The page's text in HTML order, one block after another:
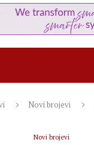
Novi brojevi
Novi brojevi